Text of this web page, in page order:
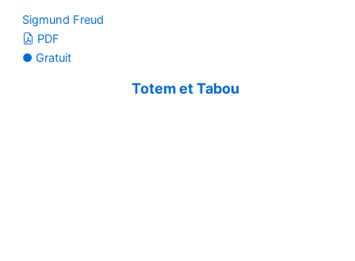
Sigmund Freud
PDF
● Gratuit
Totem et Tabou